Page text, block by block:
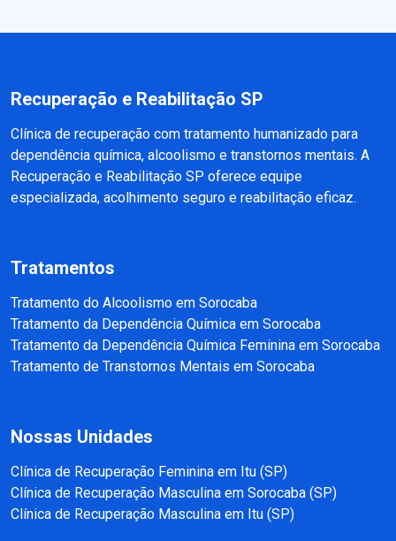
Recuperação e Reabilitação SP
Clínica de recuperação com tratamento humanizado para
dependência química, alcoolismo e transtornos mentais. A
Recuperação e Reabilitação SP oferece equipe
especializada, acolhimento seguro e reabilitação eficaz.
Tratamentos
Tratamento do Alcoolismo em Sorocaba
Tratamento da Dependência Química em Sorocaba
Tratamento da Dependência Química Feminina em Sorocaba
Tratamento de Transtornos Mentais em Sorocaba
Nossas Unidades
Clínica de Recuperação Feminina em Itu (SP)
Clínica de Recuperação Masculina em Sorocaba (SP)
Clínica de Recuperação Masculina em Itu (SP)